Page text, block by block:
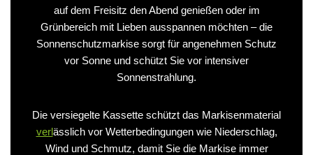
auf dem Freisitz den Abend genießen oder im
Grünbereich mit Lieben ausspannen möchten – die
Sonnenschutzmarkise sorgt für angenehmen Schutz
vor Sonne und schützt Sie vor intensiver
Sonnenstrahlung.
Die versiegelte Kassette schützt das Markisenmaterial
verlässlich vor Wetterbedingungen wie Niederschlag,
Wind und Schmutz, damit Sie die Markise immer